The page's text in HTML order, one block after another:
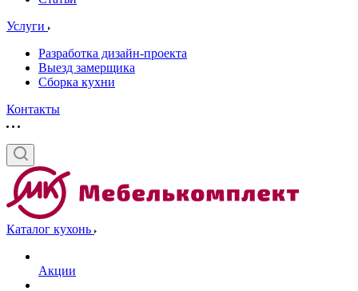
Услуги
Разработка дизайн-проекта
Выезд замерщика
Сборка кухни
Контакты
Каталог кухонь
Акции